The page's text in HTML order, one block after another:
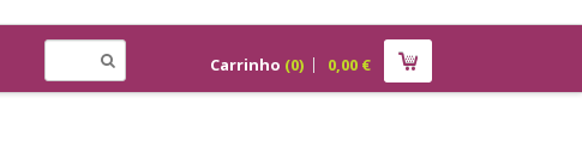
Carrinho (0) 0,00€